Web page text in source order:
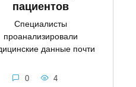
пациентов
Специалисты
проанализировали
данные почти
0 4